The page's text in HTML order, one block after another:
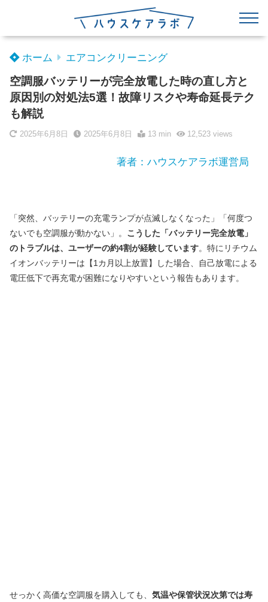
ホーム エアコンクリーニング
空調服バッテリーが完全放電した時の直し方と
原因別の対処法5選！故障リスクや寿命延長テク
も解説
2025年6月8日 2025年6月8日 13 min 12,523views
著者：ハウスケアラボ運営局
「突然、バッテリーの充電ランプが点滅しなくなった」「何度つ
ないでも空調服が動かない」。 こうした「バッテリー完全放電」
のトラブルは、ユーザーの約4割が経験しています。特にリチウム
イオンバッテリーは【1カ月以上放置】した場合、自己放電による
電圧低下で再充電が困難になりやすいという報告もあります。
せっかく高価な空調服を購入しても、 気温や保管状況次第では寿